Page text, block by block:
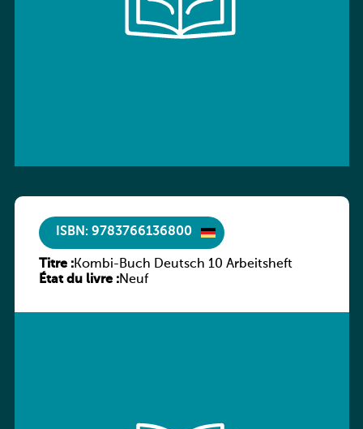
ISBN: 9783766136800
Titre :Kombi-Buch Deutsch 10 Arbeitsheft
État du livre :Neuf